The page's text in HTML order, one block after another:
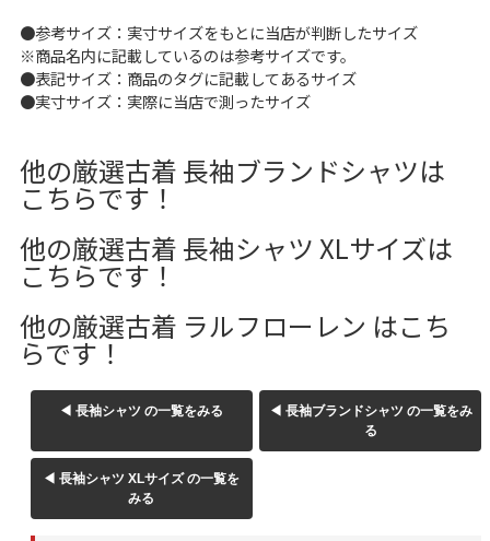
W37以上
Search by Maniacマニアックから探す
Tシャツ
Tシャツ
Tシャツ
USA製
すべてのマニアックを見る
Search by Period 年代から探す
●参考サイズ：実寸サイズをもとに当店が判断したサイズ
※商品名内に記載しているのは参考サイズです。
●表記サイズ：商品のタグに記載してあるサイズ
●実寸サイズ：実際に当店で測ったサイズ
他の厳選古着 長袖ブランドシャツは
こちらです！
他の厳選古着 長袖シャツ XLサイズは
こちらです！
他の厳選古着 ラルフローレン はこち
らです！
◀ 長袖シャツ の一覧をみる
◀ 長袖ブランドシャツ の一覧をみ
る
◀ 長袖シャツ XLサイズ の一覧を
みる